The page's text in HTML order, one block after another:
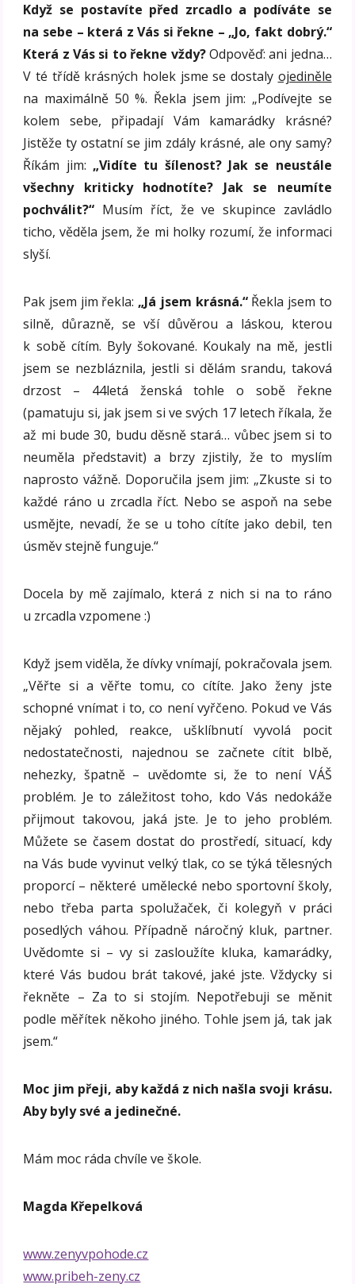
Když se postavíte před zrcadlo a podíváte se
na sebe – která z Vás si řekne – „Jo, fakt dobrý.“
Která z Vás si to řekne vždy?Odpověď: ani jedna…
V té třídě krásných holek jsme se dostaly ojediněle
na maximálně 50 %. Řekla jsem jim: „Podívejte se
kolem sebe, připadají Vám kamarádky krásné?
Jistěže ty ostatní se jim zdály krásné, ale ony samy?
Říkám jim: „Vidíte tu šílenost? Jak se neustále
všechny kriticky hodnotíte? Jak se neumíte
pochválit?“ Musím říct, že ve skupince zavládlo
ticho, věděla jsem, že mi holky rozumí, že informaci
slyší.
Pak jsem jim řekla: „Já jsem krásná.“Řekla jsem to
silně, důrazně, se vší důvěrou a láskou, kterou
k sobě cítím. Byly šokované. Koukaly na mě, jestli
jsem se nezbláznila, jestli si dělám srandu, taková
drzost – 44letá ženská tohle o sobě řekne
(pamatuju si, jak jsem si ve svých 17 letech říkala, že
až mi bude 30, budu děsně stará… vůbec jsem si to
neuměla představit) a brzy zjistily, že to myslím
naprosto vážně. Doporučila jsem jim: „Zkuste si to
každé ráno u zrcadla říct. Nebo se aspoň na sebe
usmějte, nevadí, že se u toho cítíte jako debil, ten
úsměv stejně funguje.“
Docela by mě zajímalo, která z nich si na to ráno
u zrcadla vzpomene :)
Když jsem viděla, že dívky vnímají, pokračovala jsem.
„Věřte si a věřte tomu, co cítíte. Jako ženy jste
schopné vnímat i to, co není vyřčeno. Pokud ve Vás
nějaký pohled, reakce, ušklíbnutí vyvolá pocit
nedostatečnosti, najednou se začnete cítit blbě,
nehezky, špatně – uvědomte si, že to není VÁŠ
problém. Je to záležitost toho, kdo Vás nedokáže
přijmout takovou, jaká jste. Je to jeho problém.
Můžete se časem dostat do prostředí, situací, kdy
na Vás bude vyvinut velký tlak, co se týká tělesných
proporcí – některé umělecké nebo sportovní školy,
nebo třeba parta spolužaček, či kolegyň v práci
posedlých váhou. Případně náročný kluk, partner.
Uvědomte si – vy si zasloužíte kluka, kamarádky,
které Vás budou brát takové, jaké jste. Vždycky si
řekněte – Za to si stojím. Nepotřebuji se měnit
podle měřítek někoho jiného. Tohle jsem já, tak jak
jsem.“
Moc jim přeji, aby každá z nich našla svoji krásu.
Aby byly své a jedinečné.
Mám moc ráda chvíle ve škole.
Magda Křepelková
www.zenyvpohode.cz
www.pribeh-zeny.cz